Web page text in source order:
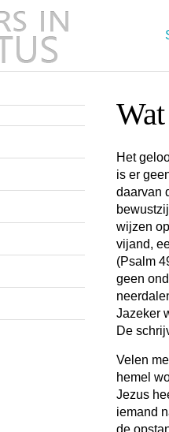
Het
is er
daarvan
wijzen
vijand,
(Psalm
geen
Jazeker
De
Velen
hemel
Jezus
iemand
de